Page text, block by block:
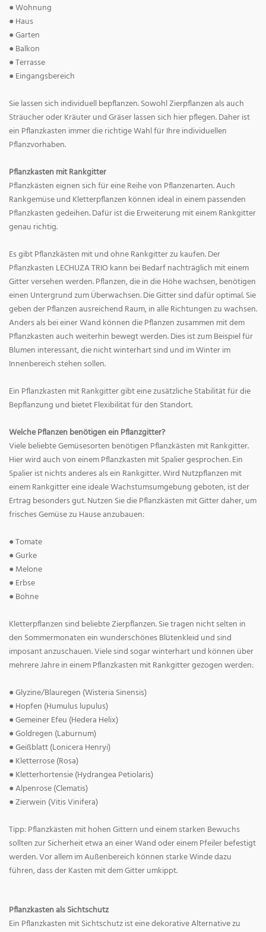
● Wohnung
● Haus
● Garten
● Balkon
● Terrasse
● Eingangsbereich
Sie lassen sich individuell bepflanzen. Sowohl Zierpflanzen als auch
Sträucher oder Kräuter und Gräser lassen sich hier pflegen. Daher ist
ein Pflanzkasten immer die richtige Wahl für Ihre individuellen
Pflanzvorhaben.
Pflanzkasten mit Rankgitter
Pflanzkästen eignen sich für eine Reihe von Pflanzenarten. Auch
Rankgemüse und Kletterpflanzen können ideal in einem passenden
Pflanzkasten gedeihen. Dafür ist die Erweiterung mit einem Rankgitter
genau richtig.
Es gibt Pflanzkästen mit und ohne Rankgitter zu kaufen. Der
Pflanzkasten LECHUZA TRIO kann bei Bedarf nachträglich mit einem
Gitter versehen werden. Pflanzen, die in die Höhe wachsen, benötigen
einen Untergrund zum Überwachsen. Die Gitter sind dafür optimal. Sie
geben der Pflanzen ausreichend Raum, in alle Richtungen zu wachsen.
Anders als bei einer Wand können die Pflanzen zusammen mit dem
Pflanzkasten auch weiterhin bewegt werden. Dies ist zum Beispiel für
Blumen interessant, die nicht winterhart sind und im Winter im
Innenbereich stehen sollen.
Ein Pflanzkasten mit Rankgitter gibt eine zusätzliche Stabilität für die
Bepflanzung und bietet Flexibilität für den Standort.
Welche Pflanzen benötigen ein Pflanzgitter?
Viele beliebte Gemüsesorten benötigen Pflanzkästen mit Rankgitter.
Hier wird auch von einem Pflanzkasten mit Spalier gesprochen. Ein
Spalier ist nichts anderes als ein Rankgitter. Wird Nutzpflanzen mit
einem Rankgitter eine ideale Wachstumsumgebung geboten, ist der
Ertrag besonders gut. Nutzen Sie die Pflanzkästen mit Gitter daher, um
frisches Gemüse zu Hause anzubauen:
● Tomate
● Gurke
● Melone
● Erbse
● Bohne
Kletterpflanzen sind beliebte Zierpflanzen. Sie tragen nicht selten in
den Sommermonaten ein wunderschönes Blütenkleid und sind
imposant anzuschauen. Viele sind sogar winterhart und können über
mehrere Jahre in einem Pflanzkasten mit Rankgitter gezogen werden:
● Glyzine/Blauregen (Wisteria Sinensis)
● Hopfen (Humulus lupulus)
● Gemeiner Efeu (Hedera Helix)
● Goldregen (Laburnum)
● Geißblatt (Lonicera Henryi)
● Kletterrose (Rosa)
● Kletterhortensie (Hydrangea Petiolaris)
● Alpenrose (Clematis)
● Zierwein (Vitis Vinifera)
Tipp: Pflanzkästen mit hohen Gittern und einem starken Bewuchs
sollten zur Sicherheit etwa an einer Wand oder einem Pfeiler befestigt
werden. Vor allem im Außenbereich können starke Winde dazu
führen, dass der Kasten mit dem Gitter umkippt.
Pflanzkasten als Sichtschutz
Ein Pflanzkasten mit Sichtschutz ist eine dekorative Alternative zu